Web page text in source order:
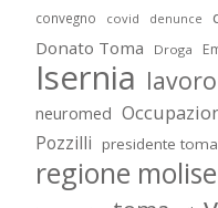
convegno covid denunce
Donato Toma Droga
Isernia lavoro
neuromed
Pozzilli presidente toma
regione molise